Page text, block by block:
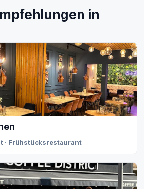
in
· Frühstücksrestaurant